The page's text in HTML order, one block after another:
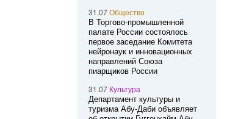
31.07Общество
В Торгово-промышленной
палате России состоялось
первое заседание Комитета
нейронаук и инновационных
направлений Союза
пиарщиков России
31.07 Культура
Департамент культуры и
туризма Абу-Даби объявляет